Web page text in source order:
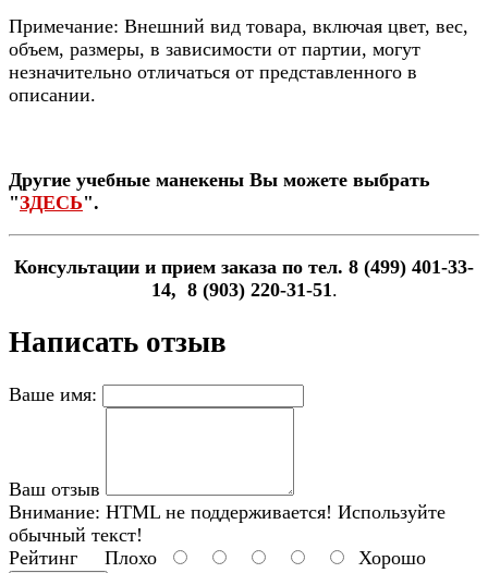
Примечание: Внешний вид товара, включая цвет, вес,
объем, размеры, в зависимости от партии, могут
незначительно отличаться от представленного в
описании.
Другие учебные манекены Вы можете выбрать
"ЗДЕСЬ".
Консультации и прием заказа по тел. 8 (499) 401-33-
14, 8 (903) 220-31-51 .
Написать отзыв
Ваше имя:
Ваш отзыв
Внимание: HTML не поддерживается! Используйте
обычный текст!
Рейтинг Плохо Хорошо